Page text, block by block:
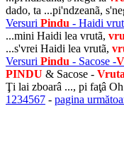
dado, ta ...pi'ndzeanã,
Versuri Pindu - Haidi
...mini Haidi lea vrutã,
...s'vrei Haidi lea vrutã,
Versuri Pindu - Sacose -
PINDU & Sacose - Vruta
Ţi lai zboarâ ..., pi faţâ
1 234567 - pagina